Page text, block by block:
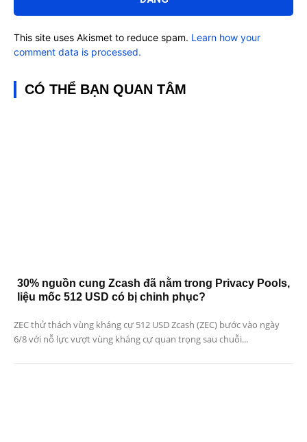
This site uses Akismet to reduce spam. Learn how your
comment data is processed.
CÓ THỂ BẠN QUAN TÂM
30% nguồn cung Zcash đã nằm trong Privacy Pools,
liệu mốc 512 USD có bị chinh phục?
ZEC thử thách vùng kháng cự 512 USD Zcash (ZEC) bước vào ngày
6/8 với nỗ lực vượt vùng kháng cự quan trọng sau chuỗi...